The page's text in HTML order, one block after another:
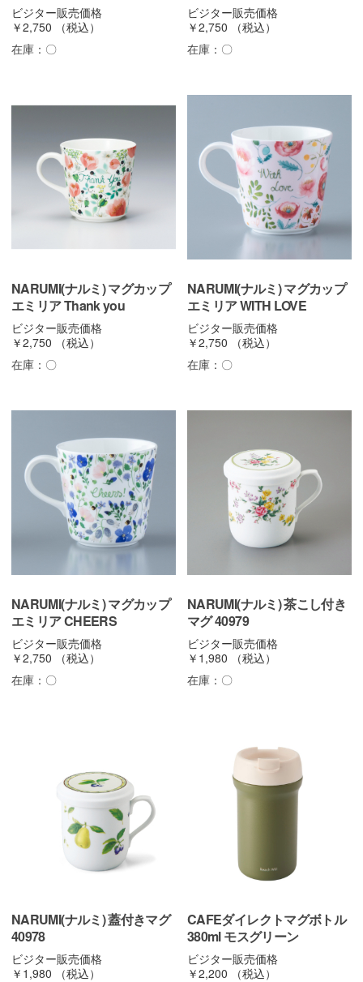
ビジター販売価格
￥2,750
（税込）
在庫： 〇
ビジター販売価格
￥2,750
（税込）
在庫： 〇
NARUMI(ナルミ) マグカップ
エミリア Thank you
ビジター販売価格
￥2,750
（税込）
在庫： 〇
NARUMI(ナルミ) マグカップ
エミリア WITH LOVE
ビジター販売価格
￥2,750
（税込）
在庫： 〇
NARUMI(ナルミ) マグカップ
エミリア CHEERS
ビジター販売価格
￥2,750
（税込）
在庫： 〇
NARUMI(ナルミ) 茶こし付き
マグ 40979
ビジター販売価格
￥1,980
（税込）
在庫： 〇
NARUMI(ナルミ) 蓋付きマグ
40978
ビジター販売価格
￥1,980
（税込）
CAFEダイレクトマグボトル
380ml モスグリーン
ビジター販売価格
￥2,200
（税込）